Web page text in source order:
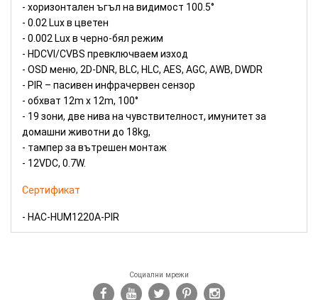
- хоризонтален ъгъл на видимост 100.5°
- 0.02 Lux в цветен
- 0.002 Lux в черно-бял режим
- HDCVI/CVBS превключваем изход
- OSD меню, 2D-DNR, BLC, HLC, AES, AGC, AWB, DWDR
- PIR – пасивен инфрачервен сензор
- обхват 12m х 12m, 100°
- 19 зони, две нива на чувствителност, имунитет за
домашни животни до 18kg,
- тампер за вътрешен монтаж
- 12VDC, 0.7W.
Сертификат
- HAC-HUM1220A-PIR
Социални мрежи